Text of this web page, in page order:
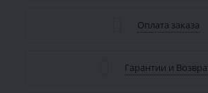
Оплата заказа
Гарантии и